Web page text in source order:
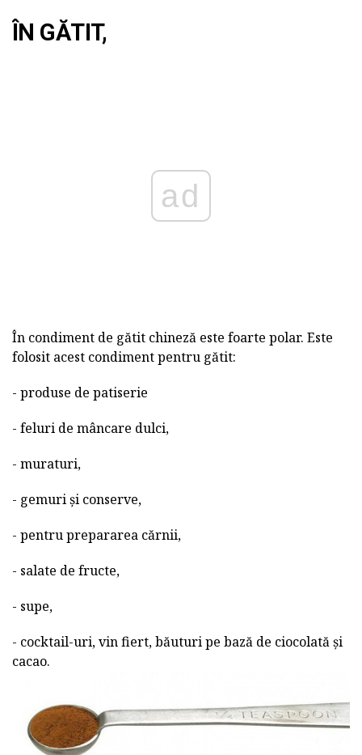
ÎN GĂTIT,
ad
În condiment de gătit chineză este foarte polar. Este
folosit acest condiment pentru gătit:
- produse de patiserie
- feluri de mâncare dulci,
- muraturi,
- gemuri și conserve,
- pentru prepararea cărnii,
- salate de fructe,
- supe,
- cocktail-uri, vin fiert, băuturi pe bază de ciocolată și
cacao.